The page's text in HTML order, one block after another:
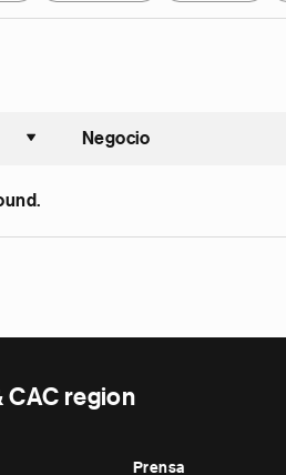
Ordenar
Negocio
CAC region
Prensa